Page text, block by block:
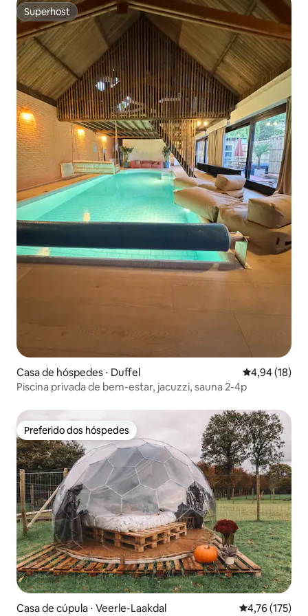
Superhost
Superhost
Casa de hóspedes ⋅ Duffel 4,94 de uma
4,94 (18)
Piscina privada de bem-estar, jacuzzi, sauna 2-4p
Preferido dos hóspedes
Preferido dos hóspedes
Casa de cúpula ⋅ Veerle-Laakdal 4,76 de uma
4,76 (175)